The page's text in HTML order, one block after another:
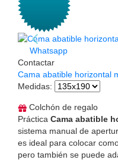
Whatsapp
Contactar
Cama abatible horizontal
Medidas:
Colchón de regalo
Práctica Cama abatible
sistema manual de
es ideal para colocar
pero también se puede